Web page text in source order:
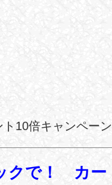
ト10倍キャンペ
クで！ カー